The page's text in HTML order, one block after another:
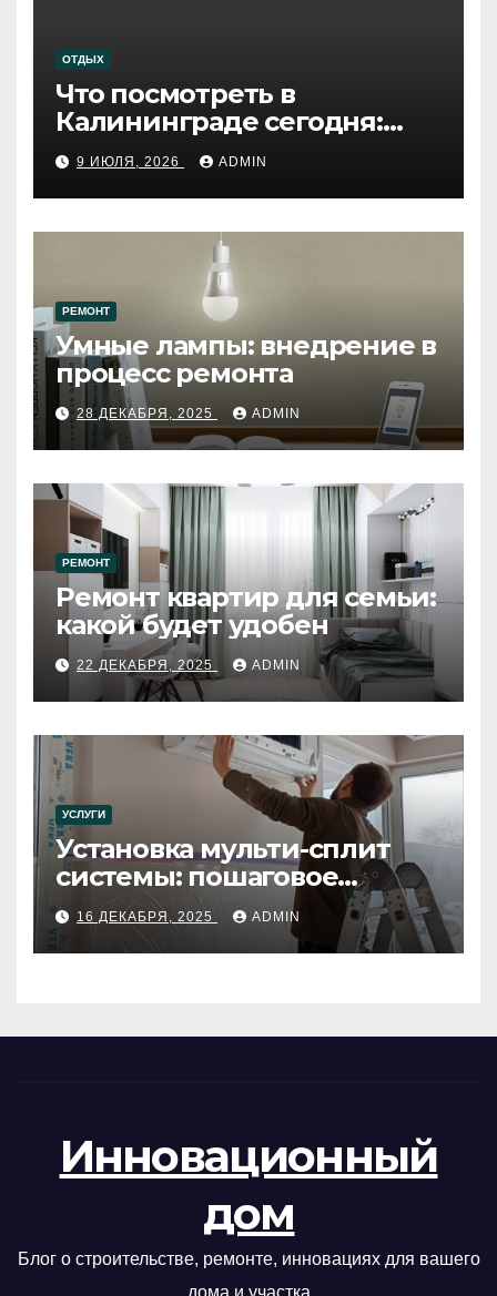
ОТДЫХ
Что посмотреть в
Калининграде сегодня:
путеводитель по самому
западному городу России
9 ИЮЛЯ, 2026 ADMIN
РЕМОНТ
Умные лампы: внедрение в
процесс ремонта
28 ДЕКАБРЯ, 2025 ADMIN
РЕМОНТ
Ремонт квартир для семьи:
какой будет удобен
22 ДЕКАБРЯ, 2025 ADMIN
УСЛУГИ
Установка мульти-сплит
системы: пошаговое
руководство
16 ДЕКАБРЯ, 2025 ADMIN
Инновационный
дом
Блог о строительстве, ремонте, инновациях для вашего
дома и участка